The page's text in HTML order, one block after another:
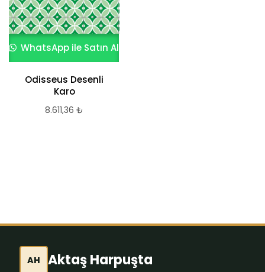
WhatsApp ile Satın Al
Odisseus Desenli
Karo
8.611,36 ₺
AH Aktaş Harpuşta